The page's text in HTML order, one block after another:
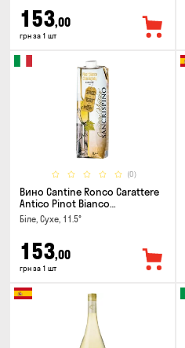
153,00
грн за 1 шт
(0)
Вино Cantine Ronco Carattere
Antico Pinot Bianco
Chardonnay Rubicone IGT 1л
Біле, Сухе, 11.5°
153,00
грн за 1 шт